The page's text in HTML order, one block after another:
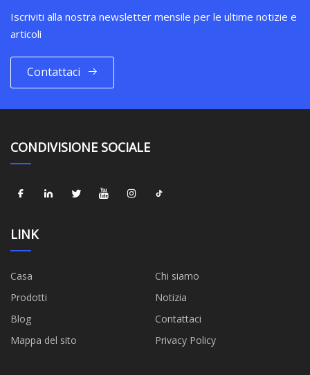
Iscriviti alla nostra newsletter mensile per le ultime notizie e
articoli
Contattaci
CONDIVISIONE SOCIALE
LINK
Casa
Chi siamo
Prodotti
Notizia
Blog
Contattaci
Mappa del sito
Privacy Policy